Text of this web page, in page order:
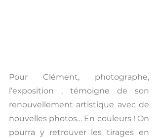
Pour Clément, photographe,
l’exposition , témoigne de son
renouvellement artistique avec de
nouvelles photos… En couleurs ! On
pourra y retrouver les tirages en